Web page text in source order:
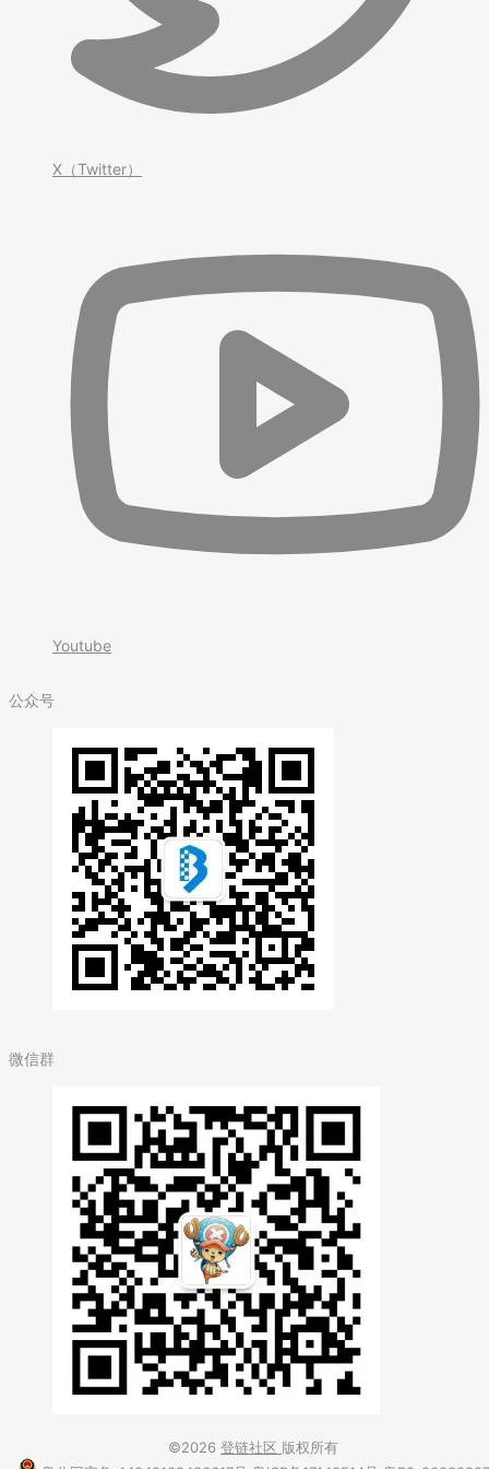
X（Twitter）
Youtube
公众号
微信群
©2026 登链社区 版权所有